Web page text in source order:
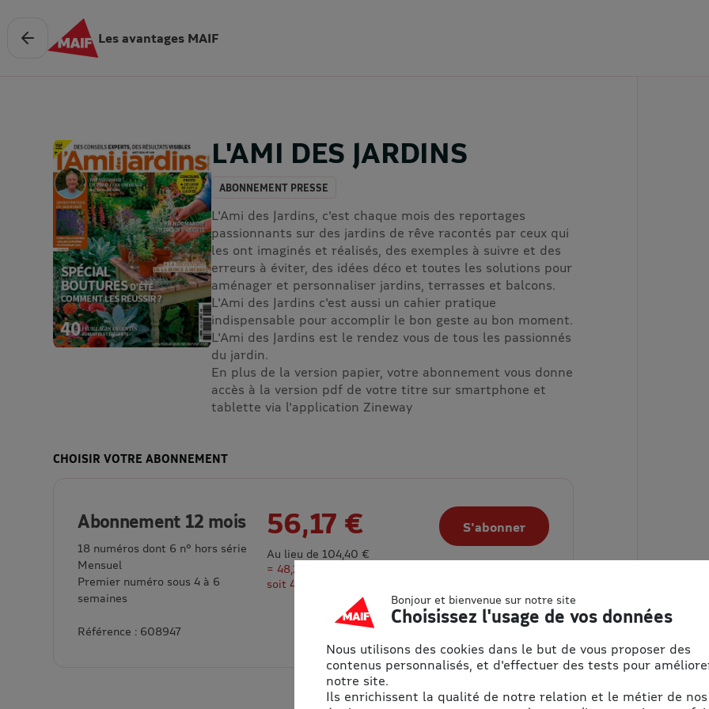
Les avantages MAIF
L'AMI DES JARDINS
ABONNEMENT PRESSE
L'Ami des Jardins, c'est chaque mois des reportages
passionnants sur des jardins de rêve racontés par ceux qui
les ont imaginés et réalisés, des exemples à suivre et des
erreurs à éviter, des idées déco et toutes les solutions pour
aménager et personnaliser jardins, terrasses et balcons.
L'Ami des Jardins c'est aussi un cahier pratique
indispensable pour accomplir le bon geste au bon moment.
L'Ami des Jardins est le rendez vous de tous les passionnés
du jardin.
En plus de la version papier, votre abonnement vous donne
accès à la version pdf de votre titre sur smartphone et
tablette via l'application Zineway
CHOISIR VOTRE ABONNEMENT
Abonnement 12 mois
18 numéros dont 6 n° hors série
Mensuel
Premier numéro sous 4 à 6
semaines
Référence : 608947
56,17 €
Au lieu de 104,40 €
= 48,23 € d’économie
soit 46% de remise
S'abonner
Bonjour et bienvenue sur notre site
Choisissez l'usage de vos données
Nous utilisons des cookies dans le but de vous proposer des
contenus personnalisés, et d'effectuer des tests pour
notre site.
Ils enrichissent la qualité de notre relation et le métier de nos